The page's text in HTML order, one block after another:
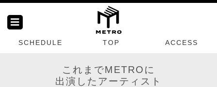
SCHEDULE TOP ACCESS
これまでMETROに
出演したアーティスト